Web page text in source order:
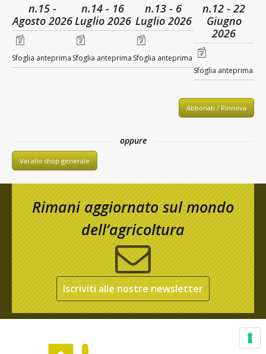
n.15 -
Agosto 2026
Sfoglia anteprima
n.14 - 16
Luglio 2026
Sfoglia anteprima
n.13 - 6
Luglio 2026
Sfoglia anteprima
n.12 - 22
Giugno
2026
Sfoglia anteprima
Abbonati / Rinnova
oppure
Vai allo shop generale
Rimani aggiornato sul mondo
dell’agricoltura
Iscriviti alle nostre newsletter